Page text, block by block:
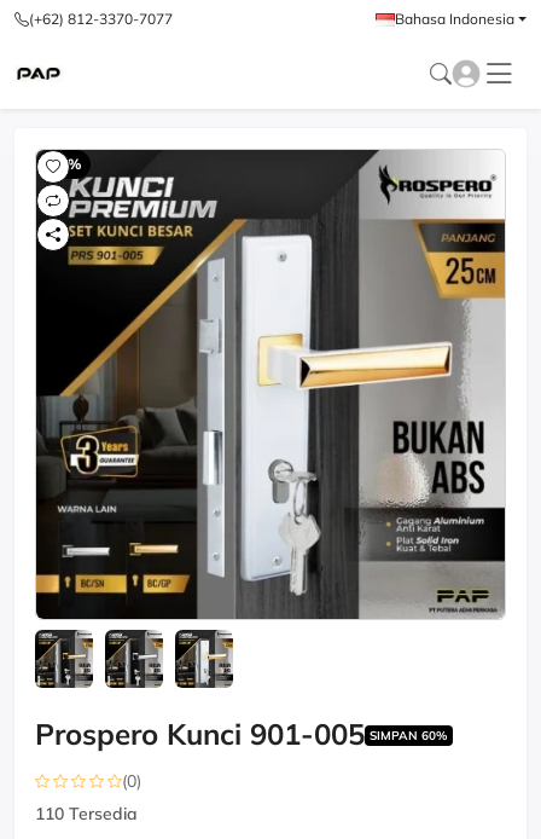
(+62) 812-3370-7077 Bahasa Indonesia
-60%
Prospero Kunci 901-005 SIMPAN 60%
(0)
110 Tersedia